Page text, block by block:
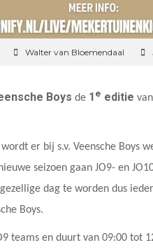
Walter van Bloemendaal
Boys de 1 e editie
er bij s.v. Veensche Boys
seizoen gaan JO9- en
dag te worden dus
Boys.
teams en duurt van 09:00 tot